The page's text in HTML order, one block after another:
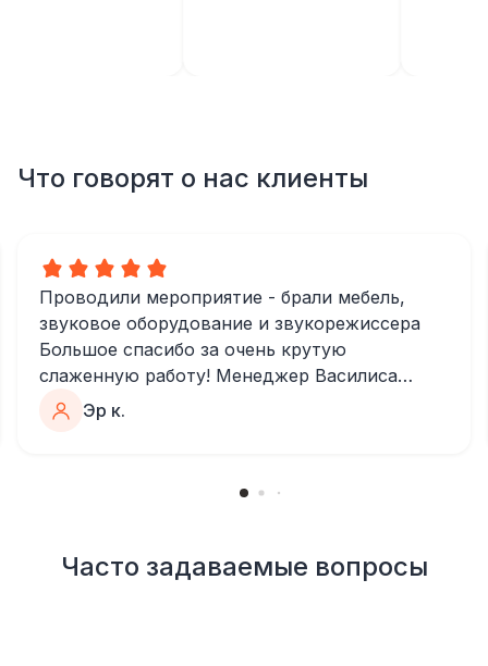
Что говорят о нас клиенты
Проводили мероприятие - брали мебель,
звуковое оборудование и звукорежиссера
Большое спасибо за очень крутую
слаженную работу! Менеджер Василиса
очень быстро и качественно обрабатывала
Все приехало вовремя, в хорошем
состоянии. Ребята сами все поставили,
Эр к.
Часто задаваемые вопросы